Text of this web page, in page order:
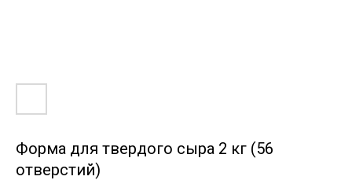
Форма для твердого сыра 2 кг (56
отверстий)